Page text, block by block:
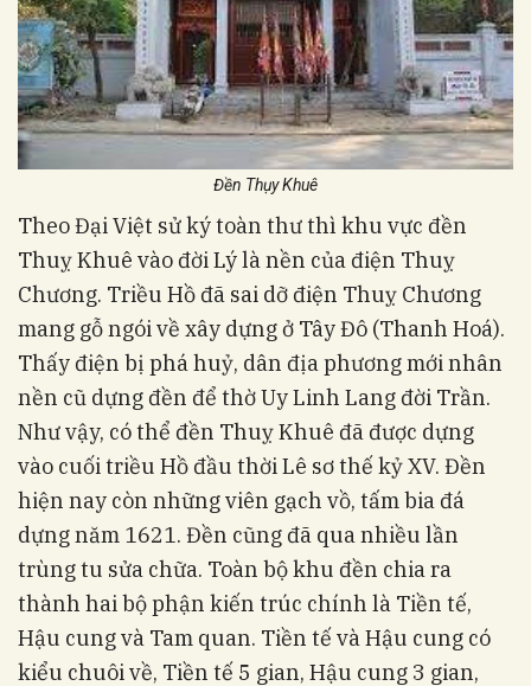
Đền Thụy Khuê
Theo Đại Việt sử ký toàn thư thì khu vực đền
Thuỵ Khuê vào đời Lý là nền của điện Thuỵ
Chương. Triều Hồ đã sai dỡ điện Thuỵ Chương
mang gỗ ngói về xây dựng ở Tây Đô (Thanh Hoá).
Thấy điện bị phá huỷ, dân địa phương mới nhân
nền cũ dựng đền để thờ Uy Linh Lang đời Trần.
Như vậy, có thể đền Thuỵ Khuê đã được dựng
vào cuối triều Hồ đầu thời Lê sơ thế kỷ XV. Đền
hiện nay còn những viên gạch vồ, tấm bia đá
dựng năm 1621. Đền cũng đã qua nhiều lần
trùng tu sửa chữa. Toàn bộ khu đền chia ra
thành hai bộ phận kiến trúc chính là Tiền tế,
Hậu cung và Tam quan. Tiền tế và Hậu cung có
kiểu chuôi về, Tiền tế 5 gian, Hậu cung 3 gian,